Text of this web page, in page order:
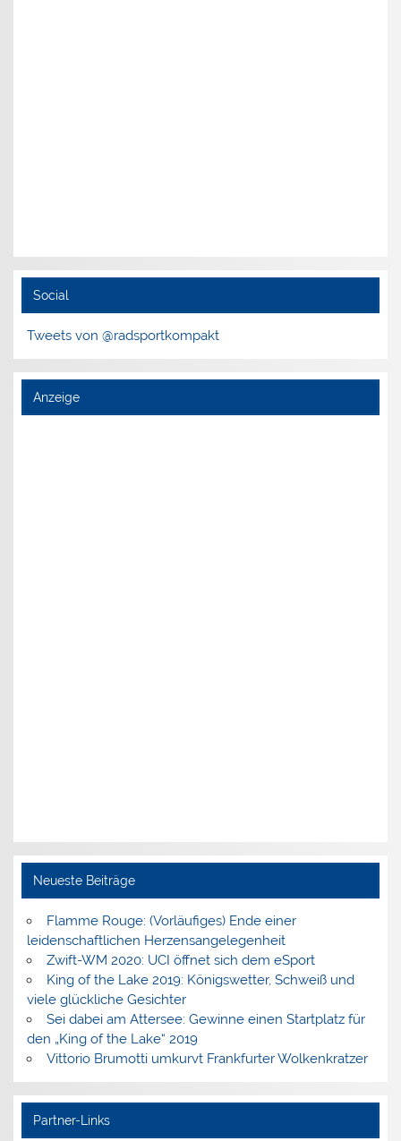
Social
Tweets von @radsportkompakt
Anzeige
Neueste Beiträge
Flamme Rouge: (Vorläufiges) Ende einer
leidenschaftlichen Herzensangelegenheit
Zwift-WM 2020: UCI öffnet sich dem eSport
King of the Lake 2019: Königswetter, Schweiß und
viele glückliche Gesichter
Sei dabei am Attersee: Gewinne einen Startplatz für
den „King of the Lake“ 2019
Vittorio Brumotti umkurvt Frankfurter Wolkenkratzer
Partner-Links